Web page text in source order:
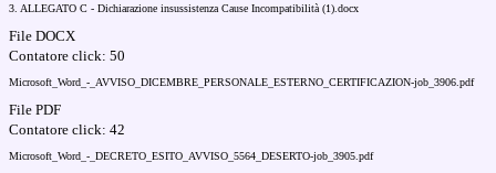
3. ALLEGATO C - Dichiarazione insussistenza Cause Incompatibilità (1).docx
File DOCX
Contatore click: 50
Microsoft_Word_-_AVVISO_DICEMBRE_PERSONALE_ESTERNO_CERTIFICAZION-job_3906.pdf
File PDF
Contatore click: 42
Microsoft_Word_-_DECRETO_ESITO_AVVISO_5564_DESERTO-job_3905.pdf